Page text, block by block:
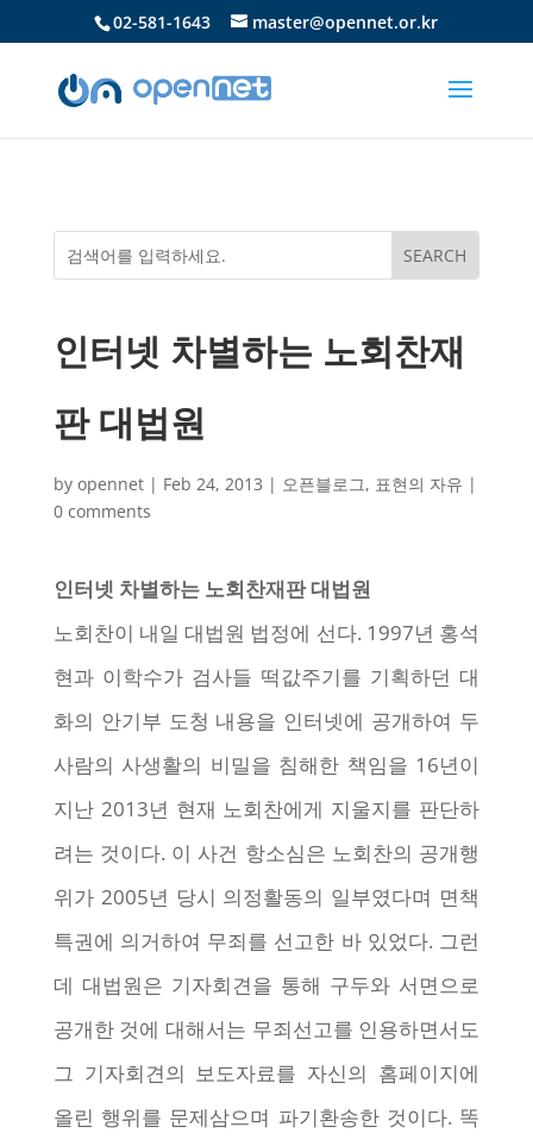
02-581-1643 master@opennet.or.kr
인터넷 차별하는 노회찬재
판 대법원
by opennet| Feb 24, 2013 | 오픈블로그, 표현의 자유 |
0 comments
인터넷 차별하는 노회찬재판 대법원
노회찬이 내일 대법원 법정에 선다. 1997년 홍석
현과 이학수가 검사들 떡값주기를 기획하던 대
화의 안기부 도청 내용을 인터넷에 공개하여 두
사람의 사생활의 비밀을 침해한 책임을 16년이
지난 2013년 현재 노회찬에게 지울지를 판단하
려는 것이다. 이 사건 항소심은 노회찬의 공개행
위가 2005년 당시 의정활동의 일부였다며 면책
특권에 의거하여 무죄를 선고한 바 있었다. 그런
데 대법원은 기자회견을 통해 구두와 서면으로
공개한 것에 대해서는 무죄선고를 인용하면서도
그 기자회견의 보도자료를 자신의 홈페이지에
올린 행위를 문제삼으며 파기환송한 것이다. 똑